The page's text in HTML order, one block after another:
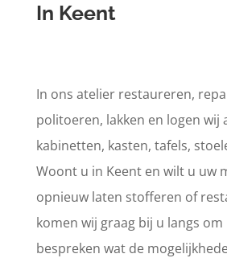
In Keent
In ons atelier restaureren,
politoeren, lakken en logen wij
kabinetten, kasten, tafels,
Woont u in Keent en wilt u uw
opnieuw laten stofferen of
komen wij graag bij u langs
bespreken wat de